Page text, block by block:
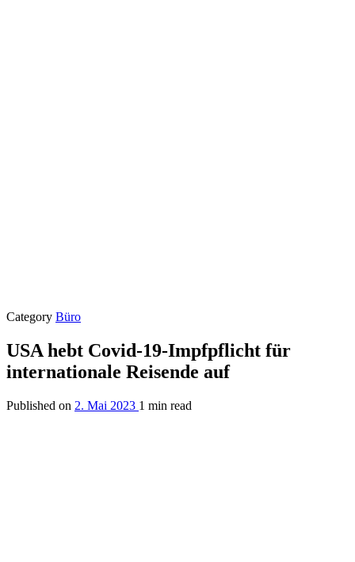
Category Büro
USA hebt Covid-19-Impfpflicht für
internationale Reisende auf
Published on 2. Mai 2023 1 min read